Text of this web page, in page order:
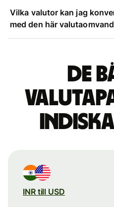
Vilka valutor kan jag
med den här
De
INR till USD